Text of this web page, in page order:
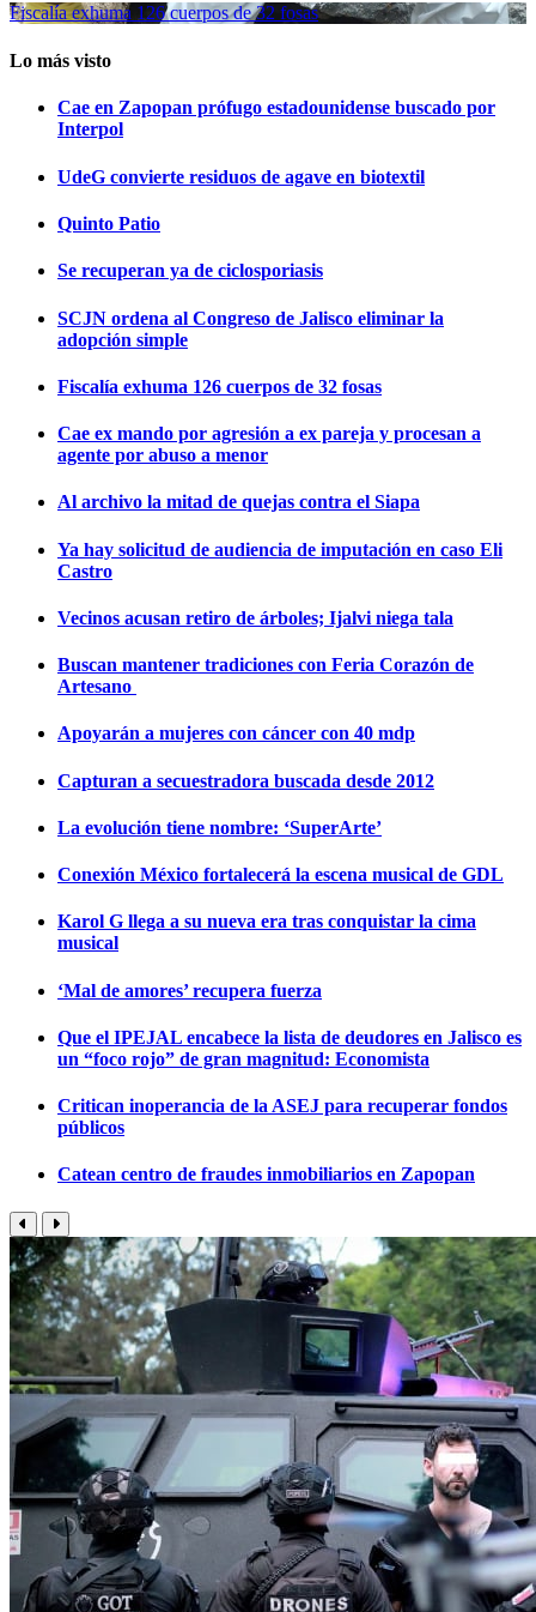
Fiscalía exhuma 126 cuerpos de 32 fosas
Lo más visto
Cae en Zapopan prófugo estadounidense buscado por
Interpol
UdeG convierte residuos de agave en biotextil
Quinto Patio
Se recuperan ya de ciclosporiasis
SCJN ordena al Congreso de Jalisco eliminar la
adopción simple
Fiscalía exhuma 126 cuerpos de 32 fosas
Cae ex mando por agresión a ex pareja y procesan a
agente por abuso a menor
Al archivo la mitad de quejas contra el Siapa
Ya hay solicitud de audiencia de imputación en caso Eli
Castro
Vecinos acusan retiro de árboles; Ijalvi niega tala
Buscan mantener tradiciones con Feria Corazón de
Artesano
Apoyarán a mujeres con cáncer con 40 mdp
Capturan a secuestradora buscada desde 2012
La evolución tiene nombre: ‘SuperArte’
Conexión México fortalecerá la escena musical de GDL
Karol G llega a su nueva era tras conquistar la cima
musical
‘Mal de amores’ recupera fuerza
Que el IPEJAL encabece la lista de deudores en Jalisco es
un “foco rojo” de gran magnitud: Economista
Critican inoperancia de la ASEJ para recuperar fondos
públicos
Catean centro de fraudes inmobiliarios en Zapopan